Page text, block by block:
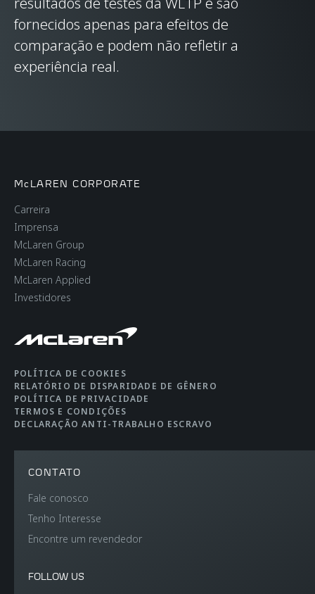
ESTRUTURA DA
CARROCERIA
Carbon Fibre Monocell
II-T monocoque, with
Carbon Fibre rear
DIFERENCIAL
FREIOS
AERODINÂMICA
PESOS E DIMENSÕES
PESO SECO (MAIS
fornecidos apenas para efeitos de
comparação e podem não refletir a
experiência real.
McLAREN CORPORATE
Carreira
Imprensa
McLaren Group
McLaren Racing
McLaren Applied
Investidores
POLÍTICA DE COOKIES
RELATÓRIO DE DISPARIDADE DE GÊNERO
POLÍTICA DE PRIVACIDADE
TERMOS E CONDIÇÕES
DECLARAÇÃO ANTI-TRABALHO ESCRAVO
CONTATO
Fale conosco
Tenho Interesse
Encontre um revendedor
FOLLOW US